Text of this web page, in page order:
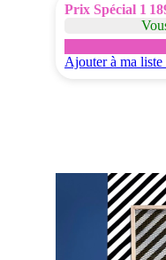
Prix Spécial 1
Ajouter à ma liste